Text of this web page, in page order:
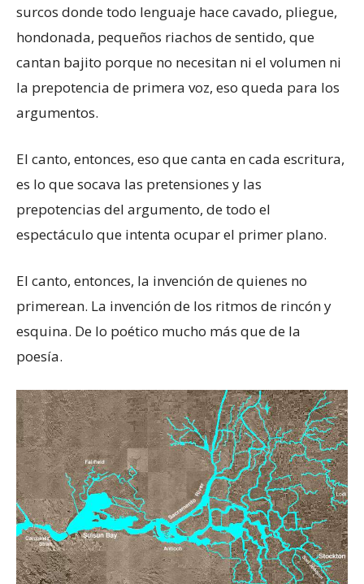
surcos donde todo lenguaje hace cavado, pliegue,
hondonada, pequeños riachos de sentido, que
cantan bajito porque no necesitan ni el volumen ni
la prepotencia de primera voz, eso queda para los
argumentos.
El canto, entonces, eso que canta en cada escritura,
es lo que socava las pretensiones y las
prepotencias del argumento, de todo el
espectáculo que intenta ocupar el primer plano.
El canto, entonces, la invención de quienes no
primerean. La invención de los ritmos de rincón y
esquina. De lo poético mucho más que de la
poesía.